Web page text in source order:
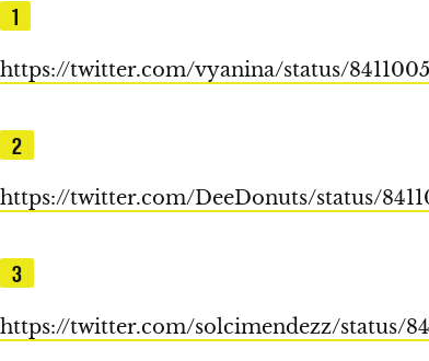
1
https://twitter.com/vyanina/status/
2
https://twitter.com/DeeDonuts/status/
3
https://twitter.com/solcimendezz/status/